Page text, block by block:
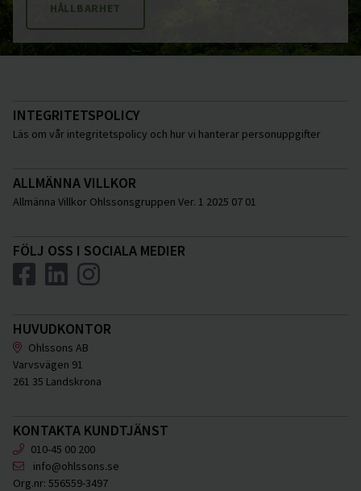
HÅLLBARHET
INTEGRITETSPOLICY
Läs om vår integritetspolicy och hur vi hanterar personuppgifter
ALLMÄNNA VILLKOR
Allmänna Villkor Ohlssonsgruppen Ver. 1 2025 07 01
FÖLJ OSS I SOCIALA MEDIER
HUVUDKONTOR
Ohlssons AB
Varvsvägen 91
261 35 Landskrona
KONTAKTA KUNDTJÄNST
010-45 00 200
info@ohlssons.se
Org.nr: 556559-3497